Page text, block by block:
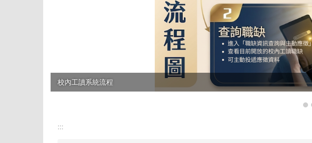
校內工讀系統流程
:::